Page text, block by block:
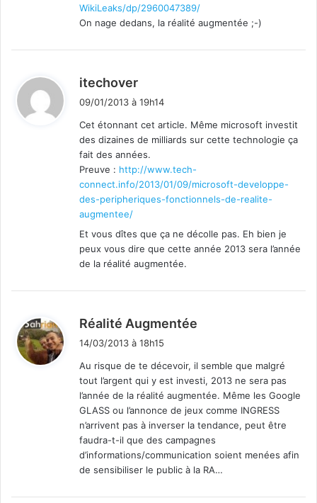
WikiLeaks/dp/2960047389/
On nage dedans, la réalité augmentée ;-)
itechover
:
09/01/2013 à 19h14
Cet étonnant cet article. Même microsoft investit
des dizaines de milliards sur cette technologie ça
fait des années.
Preuve : http://www.tech-
connect.info/2013/01/09/microsoft-developpe-
des-peripheriques-fonctionnels-de-realite-
augmentee/
Et vous dîtes que ça ne décolle pas. Eh bien je
peux vous dire que cette année 2013 sera l’année
de la réalité augmentée.
Réalité Augmentée
:
14/03/2013 à 18h15
Au risque de te décevoir, il semble que malgré
tout l’argent qui y est investi, 2013 ne sera pas
l’année de la réalité augmentée. Même les Google
GLASS ou l’annonce de jeux comme INGRESS
n’arrivent pas à inverser la tendance, peut être
faudra-t-il que des campagnes
d’informations/communication soient menées afin
de sensibiliser le public à la RA…